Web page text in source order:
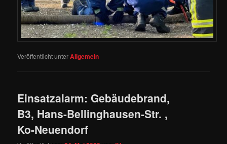
Veröffentlicht unterAllgemein
Einsatzalarm: Gebäudebrand,
B3, Hans-Bellinghausen-Str. ,
Ko-Neuendorf